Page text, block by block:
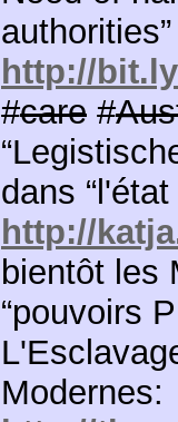
http://
#care #
dans
http://
bientôt les
“pouvoirs
Modernes: